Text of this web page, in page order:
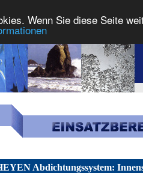
Wenn Sie diese Seite
Abdichtungssystem: